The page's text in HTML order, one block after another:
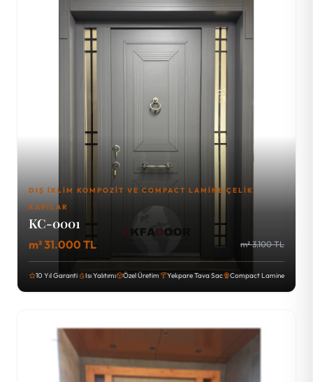
DIŞ İKLIM KOMPOZIT VE COMPACT LAMINE ÇELIK
KAPILAR
KC-0001
m² 31.000 TL m² 3.100 TL
10 Yıl Garanti Isı Yalıtımı Özel Üretim Yekpare Tava Sac Compact Lamine